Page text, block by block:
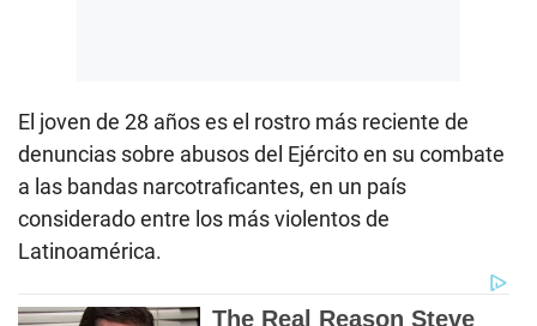
El joven de 28 años es el rostro más reciente de
denuncias sobre abusos del Ejército en su combate
a las bandas narcotraficantes, en un país
considerado entre los más violentos de
Latinoamérica.